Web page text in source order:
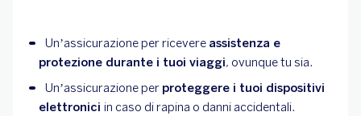
Un’assicurazione per ricevere assistenza e
protezione durante i tuoi viaggi, ovunque tu sia.
Un’assicurazione per proteggere i tuoi dispositivi
elettronici in caso di rapina o danni accidentali.